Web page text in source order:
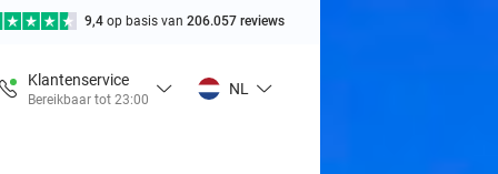
9,4 op basis van 206.057 reviews
Klantenservice
Bereikbaar tot 23:00
NL